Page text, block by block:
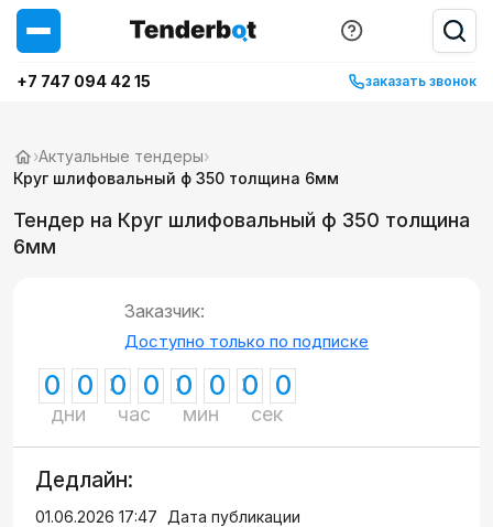
+7 747 094 42 15 заказать звонок
›Актуальные тендеры›
Круг шлифовальный ф 350 толщина 6мм
Тендер на Круг шлифовальный ф 350 толщина
6мм
Заказчик:
Доступно только по подписке
0 0
дни
0 0
час
0 0
мин
0 0
сек
Дедлайн:
01.06.2026 17:47
Дата публикации